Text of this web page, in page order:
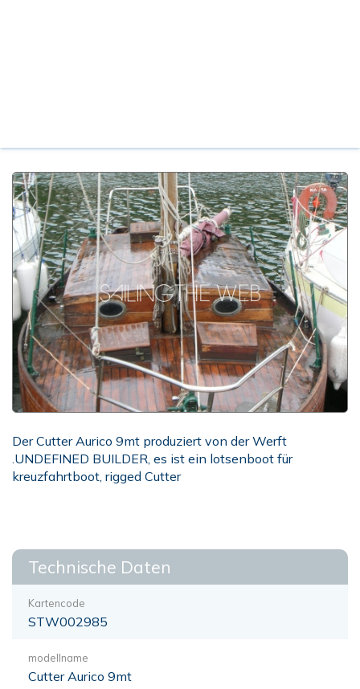
Der Cutter Aurico 9mt produziert von der Werft
.UNDEFINED BUILDER, es ist ein lotsenboot für
kreuzfahrtboot, rigged Cutter
Technische Daten
Kartencode
STW002985
modellname
Cutter Aurico 9mt